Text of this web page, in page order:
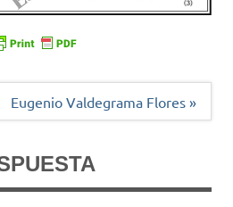
Eugenio Valdegrama Flores »